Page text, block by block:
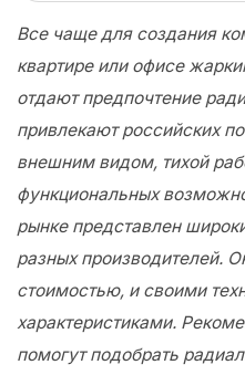
Все чаще для создания
квартире или офисе
отдают предпочтение
привлекают российских
внешним видом, тихой
функциональных
рынке представлен
разных производителей.
стоимостью, и своими
характеристиками.
помогут подобрать